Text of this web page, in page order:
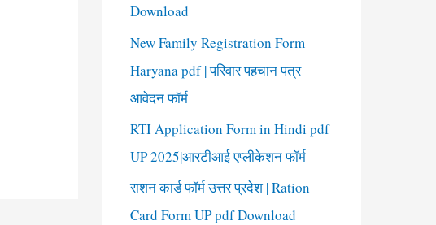
Download
New Family Registration Form
Haryana pdf | परिवार पहचान पत्र
आवेदन फॉर्म
RTI Application Form in Hindi pdf
UP 2025|आरटीआई एप्लीकेशन फॉर्म
राशन कार्ड फॉर्म उत्तर प्रदेश | Ration
Card Form UP pdf Download